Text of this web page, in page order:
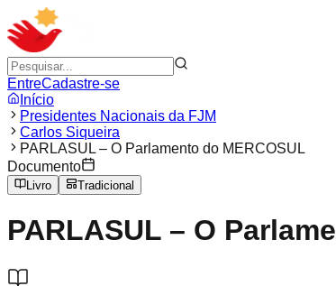
EntreCadastre-se
Início
Presidentes Nacionais da FJM
Carlos Siqueira
PARLASUL – O Parlamento do MERCOSUL
Documento
Livro Tradicional
PARLASUL – O